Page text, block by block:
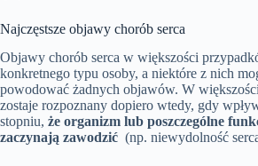
Najczęstsze objawy chorób serca
Objawy chorób serca w większości
konkretnego typu osoby, a niektóre z nich
powodować żadnych objawów. W
zostaje rozpoznany dopiero wtedy, gdy
stopniu, że organizm lub poszczególne
zaczynają zawodzić (np. niewydolność